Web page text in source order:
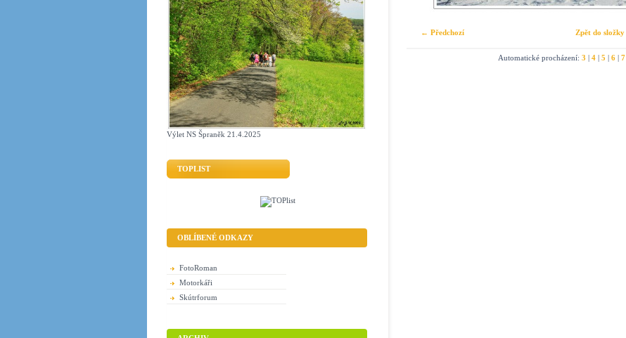
← Předchozí Zpět do složky
Automatické procházení: 3 | 4 | 5 | 6 | 7
Výlet NS Špraněk 21.4.2025
TOPLIST
OBLÍBENÉ ODKAZY
FotoRoman
Motorkáři
Skútrforum